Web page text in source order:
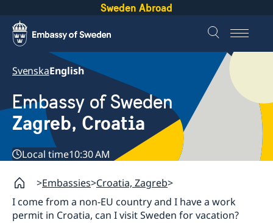
Sweden Abroad
SvenskaEnglish
Embassy of Sweden
Zagreb, Croatia
Local time10:30 AM
Embassies Croatia, Zagreb
I come from a non-EU country and I have a work
permit in Croatia, can I visit Sweden for vacation?